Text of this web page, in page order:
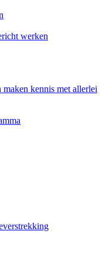
werken
kennis met allerlei